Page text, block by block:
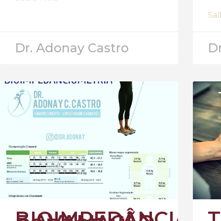
Dr. Adonay Castro